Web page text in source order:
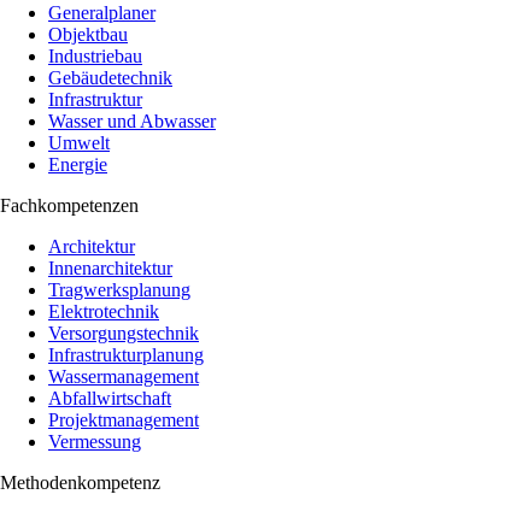
Generalplaner
Objektbau
Industriebau
Gebäudetechnik
Infrastruktur
Wasser und Abwasser
Umwelt
Energie
Fachkompetenzen
Architektur
Innenarchitektur
Tragwerksplanung
Elektrotechnik
Versorgungstechnik
Infrastrukturplanung
Wassermanagement
Abfallwirtschaft
Projektmanagement
Vermessung
Methodenkompetenz